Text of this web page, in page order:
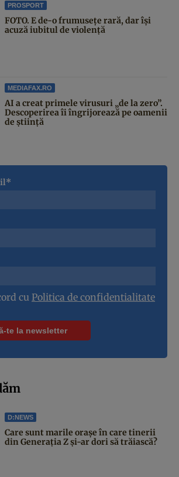
PROSPORT
FOTO. E de-o frumusețe rară, dar își
acuză iubitul de violență
MEDIAFAX.RO
AI a creat primele virusuri „de la zero”.
Descoperirea îi îngrijorează pe oamenii
de știință
cu Politica de confidentialitate
D:NEWS
Care sunt marile orașe în care tinerii
din Generația Z și-ar dori să trăiască?